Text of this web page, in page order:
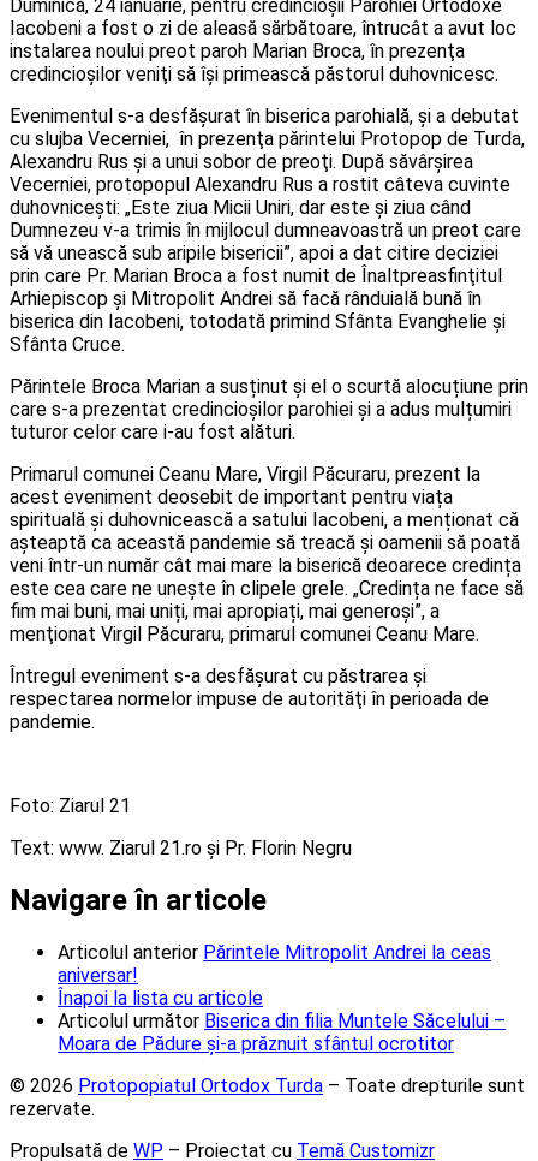
Duminică, 24 ianuarie, pentru credincioşii Parohiei Ortodoxe
Iacobeni a fost o zi de aleasă sărbătoare, întrucât a avut loc
instalarea noului preot paroh Marian Broca, în prezenţa
credincioşilor veniţi să îşi primească păstorul duhovnicesc.
Evenimentul s-a desfăşurat în biserica parohială, şi a debutat
cu slujba Vecerniei, în prezenţa părintelui Protopop de Turda,
Alexandru Rus şi a unui sobor de preoţi. După săvârșirea
Vecerniei, protopopul Alexandru Rus a rostit câteva cuvinte
duhovnicești: „Este ziua Micii Uniri, dar este și ziua când
Dumnezeu v-a trimis în mijlocul dumneavoastră un preot care
să vă unească sub aripile bisericii”, apoi a dat citire deciziei
prin care Pr. Marian Broca a fost numit de Înaltpreasfinţitul
Arhiepiscop şi Mitropolit Andrei să facă rânduială bună în
biserica din Iacobeni, totodată primind Sfânta Evanghelie şi
Sfânta Cruce.
Părintele Broca Marian a susținut și el o scurtă alocuțiune prin
care s-a prezentat credincioșilor parohiei și a adus mulțumiri
tuturor celor care i-au fost alături.
Primarul comunei Ceanu Mare, Virgil Păcuraru, prezent la
acest eveniment deosebit de important pentru viața
spirituală și duhovnicească a satului Iacobeni, a menționat că
așteaptă ca această pandemie să treacă și oamenii să poată
veni într-un număr cât mai mare la biserică deoarece credința
este cea care ne unește în clipele grele. „Credința ne face să
fim mai buni, mai uniți, mai apropiați, mai generoși”, a
menţionat Virgil Păcuraru, primarul comunei Ceanu Mare.
Întregul eveniment s-a desfăşurat cu păstrarea şi
respectarea normelor impuse de autorităţi în perioada de
pandemie.
Foto: Ziarul 21
Text: www. Ziarul 21.ro şi Pr. Florin Negru
Navigare în articole
Articolul anterior Părintele Mitropolit Andrei la ceas
aniversar!
Înapoi la lista cu articole
Articolul următor Biserica din filia Muntele Săcelului –
Moara de Pădure și-a prăznuit sfântul ocrotitor
© 2026 Protopopiatul Ortodox Turda – Toate drepturile sunt
rezervate.
Propulsată de WP – Proiectat cu Temă Customizr